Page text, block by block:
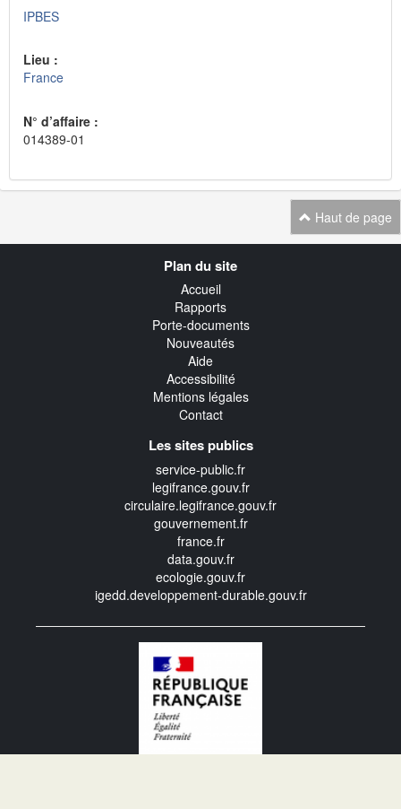
IPBES
Lieu :
France
N° d’affaire :
014389-01
Haut de page
Plan du site
Accueil
Rapports
Porte-documents
Nouveautés
Aide
Accessibilité
Mentions légales
Contact
Les sites publics
service-public.fr
legifrance.gouv.fr
circulaire.legifrance.gouv.fr
gouvernement.fr
france.fr
data.gouv.fr
ecologie.gouv.fr
igedd.developpement-durable.gouv.fr